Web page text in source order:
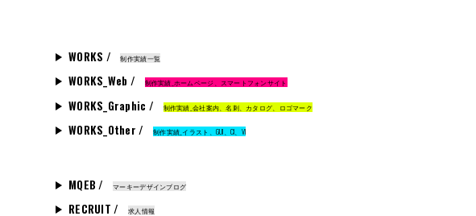
WORKS / 制作実績一覧
WORKS_Web / 制作実績_ホームページ、スマートフォンサイト
WORKS_Graphic / 制作実績_会社案内、名刺、カタログ、ロゴマーク
WORKS_Other / 制作実績_イラスト、GUI、CI、VI
MQEB / マーキーデザインブログ
RECRUIT / 求人情報